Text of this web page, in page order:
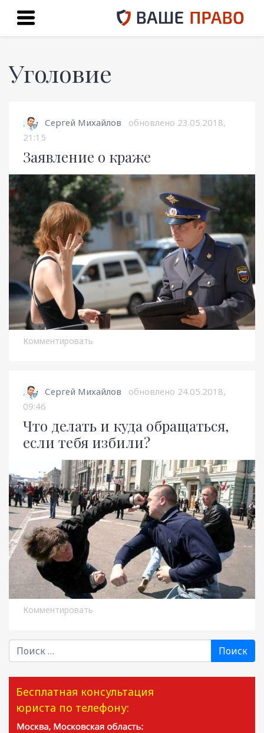
Уголовие
Сергей Михайлов обновлено 23.05.2018,
21:15
Заявление о краже
Комментировать
Сергей Михайлов обновлено 24.05.2018,
09:46
Что делать и куда обращаться,
если тебя избили?
Комментировать
Поиск
Бесплатная консультация
юриста по телефону: